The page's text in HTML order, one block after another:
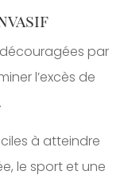
par
l’excès de
à atteindre
le sport et une